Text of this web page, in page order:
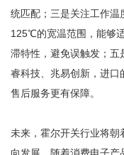
统匹配；三是关注工作
125℃的宽温范围，能够
滞特性，避免误触发；五
睿科技、兆易创新，进
售后服务更有保障。
未来，霍尔开关行业将朝
向发展。随着消费电子